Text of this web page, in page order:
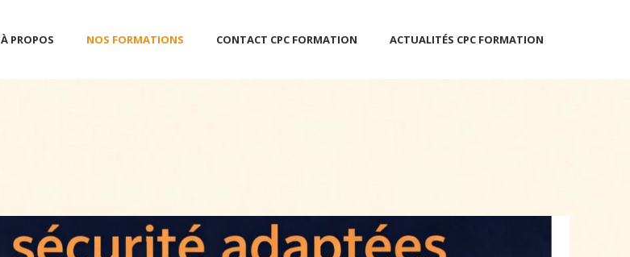
À PROPOS NOS FORMATIONS CONTACT CPC FORMATION ACTUALITÉS CPC FORMATION